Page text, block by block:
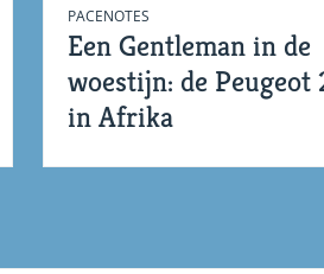
Een Gentleman in de
woestijn: de Peugeot
in Afrika
PACENOTES